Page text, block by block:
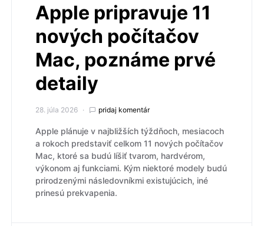
Apple pripravuje 11
nových počítačov
Mac, poznáme prvé
detaily
28. júla 2026 pridaj komentár
Apple plánuje v najbližších týždňoch, mesiacoch
a rokoch predstaviť celkom 11 nových počítačov
Mac, ktoré sa budú líšiť tvarom, hardvérom,
výkonom aj funkciami. Kým niektoré modely budú
prirodzenými následovníkmi existujúcich, iné
prinesú prekvapenia.